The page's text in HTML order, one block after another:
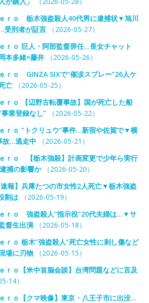
ｒｏ 栃木強盗殺人40代男に逮捕状▼旭川
受刑者が証言（2026-05-27）
ｒｏ 巨人・阿部監督辞任…長女チャット
本多緒×藤井（2026-05-26）
ｒｏ GINZA SIXで“催涙スプレー”26人ケ
亡（2026-05-25）
ｒｏ 【辺野古転覆事故】国が死亡した船
業登録なし”（2026-05-22）
ｒｏ “トクリュウ”事件…新宿や佐賀で▼横
故…逃走中 （2026-05-21）
ｒｏ 【栃木強殺】計画変更で少年ら実行
捕の影響か（2026-05-20）
報】兵庫たつの市女性2人死亡▼栃木強盗
割は（2026-05-19）
ｒｏ 強盗殺人“指示役”20代夫婦は…▼サ
督生出演（2026-05-18）
ｒｏ 栃木”強盗殺人”死亡女性に刺し傷など
場に刃物（2026-05-15）
ｒｏ【米中首脳会談】台湾問題などに言及
14）
ｒｏ【クマ映像】東京・八王子市に出没…